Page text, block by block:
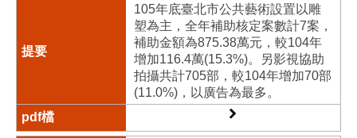
105年底臺北市公共藝術設置以雕
塑為主，全年補助核定案數計7案，
補助金額為875.38萬元，較104年
增加116.4萬(15.3%)。另影視協助
拍攝共計705部，較104年增加70部
(11.0%)，以廣告為最多。